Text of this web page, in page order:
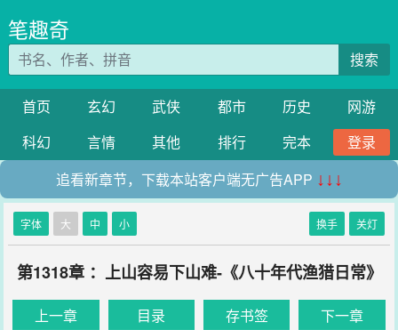
笔趣奇
搜索
首页 玄幻 武侠 都市 历史
网游
科幻
言情 其他 排行 完本
登录
追看新章节，下载本站客户端无广告APP ↓↓↓
字体 大 中 小 换手 关灯
第1318章 ：上山容易下山难-《八十年代渔猎日常》
上一章 目录 存书签 下一章